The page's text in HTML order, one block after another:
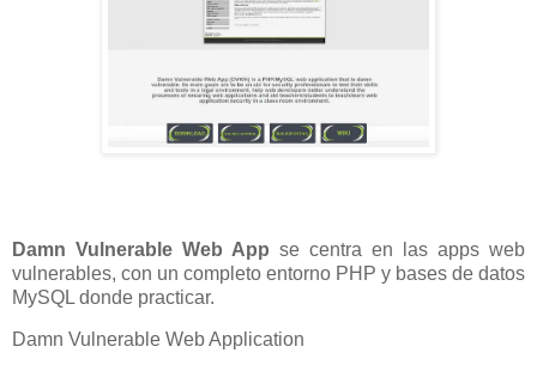
Damn Vulnerable Web App se centra en las apps web
vulnerables, con un completo entorno PHP y bases de datos
MySQL donde practicar.
Damn Vulnerable Web Application